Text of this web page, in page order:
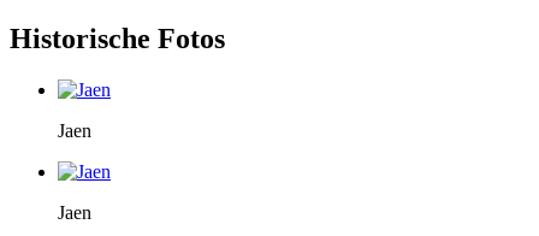
Historische Fotos
Jaen
Jaen